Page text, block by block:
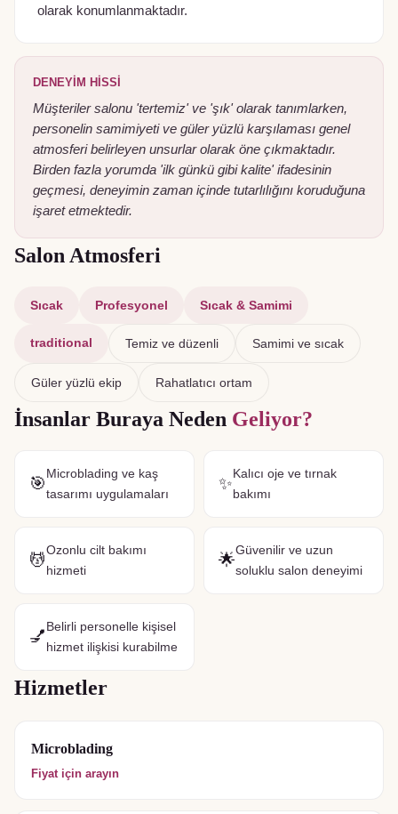
olarak konumlanmaktadır.
DENEYIM HISSI
Müşteriler salonu 'tertemiz' ve 'şık' olarak tanımlarken,
personelin samimiyeti ve güler yüzlü karşılaması genel
atmosferi belirleyen unsurlar olarak öne çıkmaktadır.
Birden fazla yorumda 'ilk günkü gibi kalite' ifadesinin
geçmesi, deneyimin zaman içinde tutarlılığını koruduğuna
işaret etmektedir.
Salon Atmosferi
Sıcak Profesyonel Sıcak & Samimi
traditional Temiz ve düzenli Samimi ve sıcak
Güler yüzlü ekip Rahatlatıcı ortam
İnsanlar Buraya Neden Geliyor?
🎯
Microblading ve kaş
tasarımı uygulamaları
✨
Kalıcı oje ve tırnak
bakımı
💆
Ozonlu cilt bakımı
hizmeti
🌟
Güvenilir ve uzun
soluklu salon deneyimi
💅
Belirli personelle kişisel
hizmet ilişkisi kurabilme
Hizmetler
Microblading
Fiyat için arayın